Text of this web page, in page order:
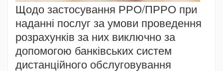
Щодо застосування РРО/ПРРО при
наданні послуг за умови проведення
розрахунків за них виключно за
допомогою банківських систем
дистанційного обслуговування